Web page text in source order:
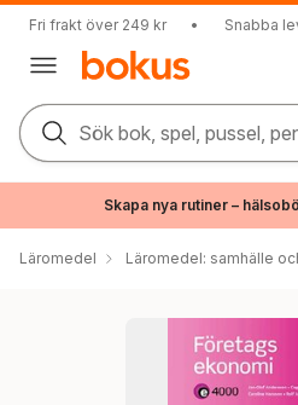
Fri frakt över 249 kr • Snabba
Sök bok, spel, pussel,
Skapa nya rutiner –
Läromedel Läromedel: samhälle